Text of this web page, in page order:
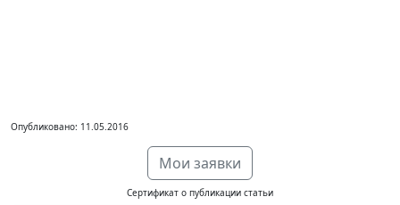
Опубликовано: 11.05.2016
Мои заявки
Сертификат о публикации статьи